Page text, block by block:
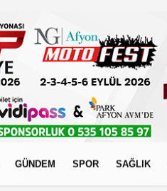
GÜNDEM SPOR SAĞLIK